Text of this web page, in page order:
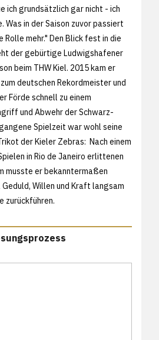
ich grundsätzlich gar nicht - ich
Was in der Saison zuvor passiert
Rolle mehr." Den Blick fest in die
der gebürtige Ludwigshafener
beim THW Kiel. 2015 kam er
deutschen Rekordmeister und
Förde schnell zu einem
und Abwehr der Schwarz-
Spielzeit war wohl seine
der Kieler Zebras: Nach einem
in Rio de Janeiro erlittenen
musste er bekanntermaßen
Willen und Kraft langsam
zurückführen.